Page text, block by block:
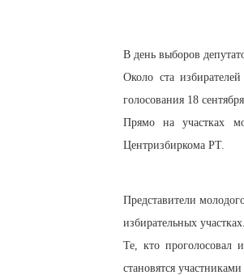
В день выборов
Около ста
голосования 18
Прямо на участках
Центризбиркома РТ.
Представители
избирательных участках.
Те, кто проголосовал
становятся